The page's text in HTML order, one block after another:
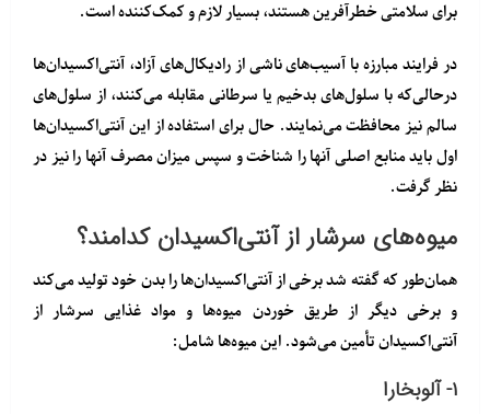
برای سلامتی خطرآفرین هستند، بسیار لازم و کمک‌کننده است.
در فرایند مبارزه با آسیب‌های ناشی از رادیکال‌های آزاد، آنتی‌اکسیدان‌ها
درحالی‌که با سلول‌های بدخیم یا سرطانی مقابله می‌کنند، از سلول‌های
سالم نیز محافظت می‌نمایند. حال برای استفاده از این آنتی‌اکسیدان‌ها
اول باید منابع اصلی آنها را شناخت و سپس میزان مصرف آنها را نیز در
نظر گرفت.
میوه‌های سرشار از آنتی‌اکسیدان کدامند؟
همان‌طور که گفته شد برخی از آنتی‌اکسیدان‌ها را بدن خود تولید می‌کند
و برخی دیگر از طریق خوردن میوه‌ها و مواد غذایی سرشار از
آنتی‌اکسیدان تأمین می‌شود. این میوه‌ها شامل:
۱- آلوبخارا